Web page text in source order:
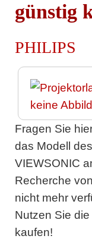
günstig
PHILIPS
Fragen Sie
das Modell
VIEWSONIC
Recherche
nicht mehr
Nutzen Sie
kaufen!